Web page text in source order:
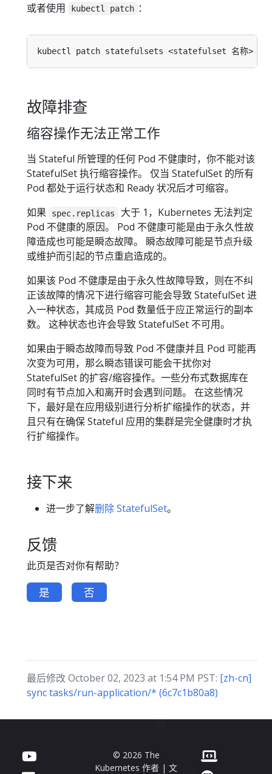
或者使用 kubectl patch ：
kubectl patch statefulsets <statefulset 名称> -p
故障排查
缩容操作无法正常工作
当 Stateful 所管理的任何 Pod 不健康时，你不能对该
StatefulSet 执行缩容操作。 仅当 StatefulSet 的所有
Pod 都处于运行状态和 Ready 状况后才可缩容。
如果
spec.replicas
大于 1，Kubernetes 无法判定
Pod 不健康的原因。 Pod 不健康可能是由于永久性故
障造成也可能是瞬态故障。 瞬态故障可能是节点升级
或维护而引起的节点重启造成的。
如果该 Pod 不健康是由于永久性故障导致，则在不纠
正该故障的情况下进行缩容可能会导致 StatefulSet 进
入一种状态，其成员 Pod 数量低于应正常运行的副本
数。 这种状态也许会导致 StatefulSet 不可用。
如果由于瞬态故障而导致 Pod 不健康并且 Pod 可能再
次变为可用，那么瞬态错误可能会干扰你对
StatefulSet 的扩容/缩容操作。一些分布式数据库在
同时有节点加入和离开时会遇到问题。 在这些情况
下，最好是在应用级别进行分析扩缩操作的状态，并
且只有在确保 Stateful 应用的集群是完全健康时才执
行扩缩操作。
接下来
进一步了解删除 StatefulSet。
反馈
此页是否对你有帮助？
是 否
最后修改 October 02, 2023 at 1:54 PM PST: [zh-cn]
sync tasks/run-application/* (6c7c1b80a8)
© 2026 The
Kubernetes 作者 | 文